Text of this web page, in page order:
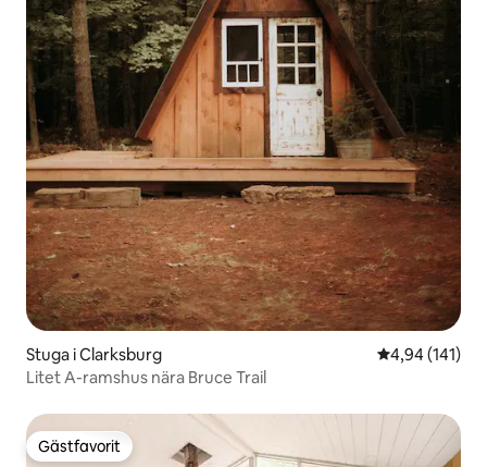
Stuga i Clarksburg 4,94 av 5 i
4,94 (141)
Litet A-ramshus nära Bruce Trail
Gästfavorit
Gästfavorit